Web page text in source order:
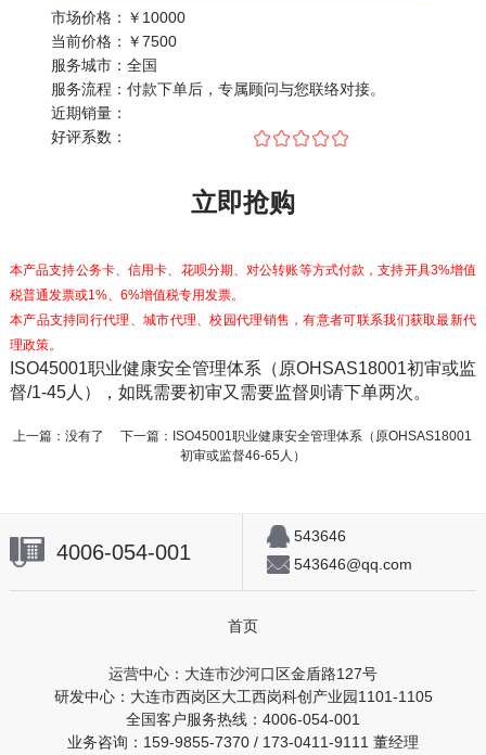
市场价格： ￥10000
当前价格： ￥7500
服务城市： 全国
服务流程： 付款下单后，专属顾问与您联络对接。
近期销量：
好评系数：
立即抢购
本产品支持公务卡、信用卡、花呗分期、对公转账等方式付款，支持开具3%增值
税普通发票或1%、6%增值税专用发票。
本产品支持同行代理、城市代理、校园代理销售，有意者可联系我们获取最新代
理政策。
ISO45001职业健康安全管理体系（原OHSAS18001初审或监
督/1-45人），如既需要初审又需要监督则请下单两次。
上一篇：没有了 下一篇： ISO45001职业健康安全管理体系（原OHSAS18001
初审或监督46-65人）
4006-054-001
543646
543646@qq.com
首页
运营中心：大连市沙河口区金盾路127号
研发中心：大连市西岗区大工西岗科创产业园1101-1105
全国客户服务热线：4006-054-001
业务咨询：159-9855-7370 / 173-0411-9111 董经理